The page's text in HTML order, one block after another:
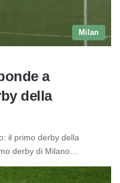
Milan
a
della
il primo derby della
derby di Milano…